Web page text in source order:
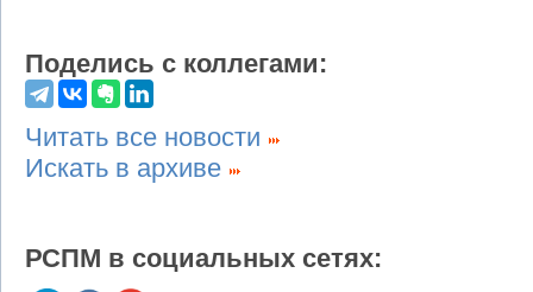
Поделись с коллегами:
Читать все новости
Искать в архиве
РСПМ в социальных сетях: